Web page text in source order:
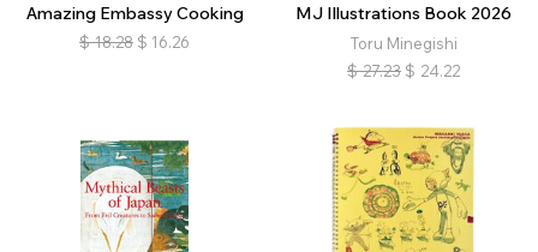
Amazing Embassy Cooking
$ 18.28 $ 16.26
MJ Illustrations Book 2026
Toru Minegishi
$ 27.23 $ 24.22